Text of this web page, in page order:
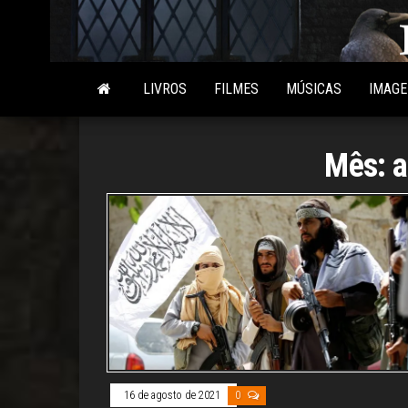
LIVROS FILMES MÚSICAS
Mês:
16 de agosto de 2021 0